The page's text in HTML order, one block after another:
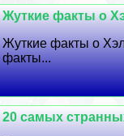
Жуткие факты о
Жуткие факты о
факты...
20 самых